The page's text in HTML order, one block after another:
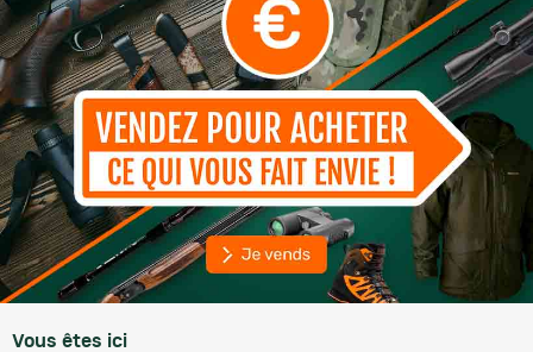
Vous êtes ici